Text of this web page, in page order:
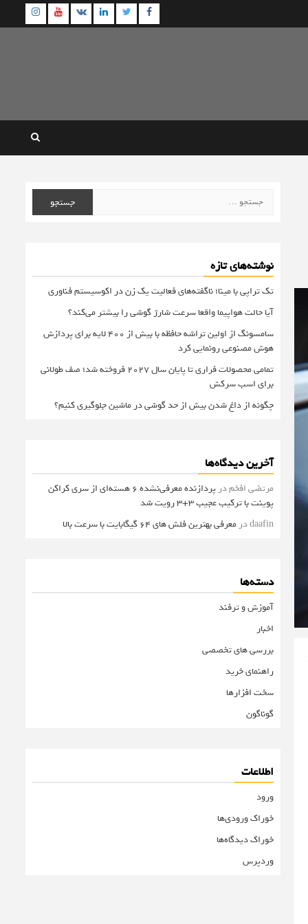
Facebook
Twitter
Linkedin
VK
برای:
نوشته‌های تازه
تک تراپی با مینا؛ ناگفته‌های فعالیت یک زن در اکوسیستم فناوری
آیا حالت هواپیما واقعا سرعت شارژ گوشی را بیشتر می‌کند؟
سامسونگ از اولین تراشه حافظه با بیش از ۴۰۰ لایه برای پردازش
هوش مصنوعی رونمایی کرد
تمامی محصولات فراری تا پایان سال ۲۰۲۷ فروخته شد؛ صف طولانی
برای اسب سرکش
چگونه از داغ شدن بیش از حد گوشی در ماشین جلوگیری کنیم؟
آخرین دیدگاه‌ها
مرتضی افخمدر
پردازنده معرفی‌نشده 6 هسته‌ای از سری کراکن
پوینت با ترکیب عجیب 3+3 رویت شد
daafinدر معرفی بهترین فلش های 64 گیگابایت با سرعت بالا
دسته‌ها
آموزش و ترفند
اخبار
بررسی های تخصصی
راهنمای خرید
سخت افزارها
گوناگون
اطلاعات
ورود
خوراک ورودی‌ها
خوراک دیدگاه‌ها
وردپرس